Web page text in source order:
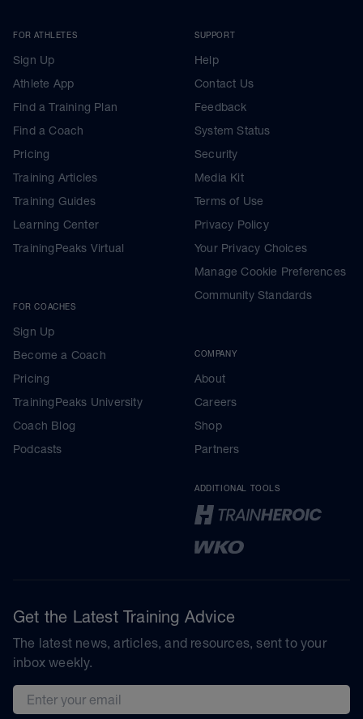
FOR ATHLETES
Sign Up
Athlete App
Find a Training Plan
Find a Coach
Pricing
Training Articles
Training Guides
Learning Center
TrainingPeaks Virtual
FOR COACHES
Sign Up
Become a Coach
Pricing
TrainingPeaks University
Coach Blog
Podcasts
SUPPORT
Help
Contact Us
Feedback
System Status
Security
Media Kit
Terms of Use
Privacy Policy
Your Privacy Choices
Manage Cookie Preferences
Community Standards
COMPANY
About
Careers
Shop
Partners
ADDITIONAL TOOLS
Get the Latest Training Advice
The latest news, articles, and resources, sent to your
inbox weekly.
Email address